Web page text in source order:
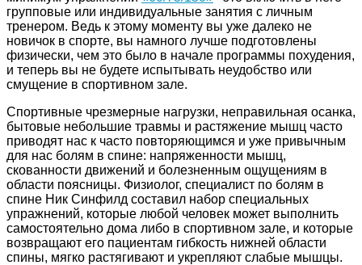
групповые или индивидуальные занятия с личным
тренером. Ведь к этому моменту вы уже далеко не
новичок в спорте, вы намного лучше подготовлены
физически, чем это было в начале программы похудения,
и теперь вы не будете испытывать неудобство или
смущение в спортивном зале.
Спортивные чрезмерные нагрузки, неправильная осанка,
бытовые небольшие травмы и растяжение мышц часто
приводят нас к часто повторяющимся и уже привычным
для нас болям в спине: напряженности мышц,
скованности движений и болезненным ощущениям в
области поясницы. Физиолог, специалист по болям в
спине Ник Синфилд составил набор специальных
упражнений, которые любой человек может выполнить
самостоятельно дома либо в спортивном зале, и которые
возвращают его пациентам гибкость нижней области
спины, мягко растягивают и укрепляют слабые мышцы.